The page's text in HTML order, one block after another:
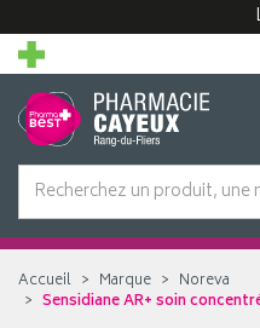
Accueil Marque
Noreva
Sensidiane AR+ soin